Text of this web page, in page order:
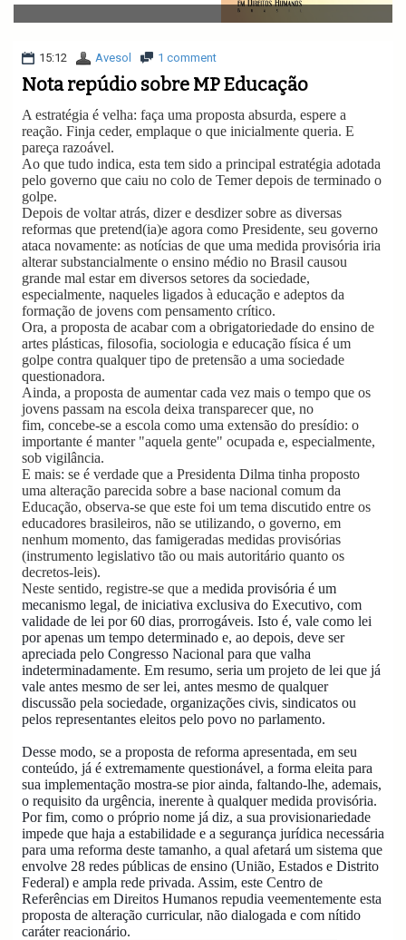
v
i
a
i
n
15:12 Avesol 1 comment
Nota repúdio sobre MP Educação
A estratégia é velha: faça uma proposta absurda, espere a
reação. Finja ceder, emplaque o que inicialmente queria. E
pareça razoável.
Ao que tudo indica, esta tem sido a principal estratégia adotada
pelo governo que caiu no colo de Temer depois de terminado o
golpe.
Depois de voltar atrás, dizer e desdizer sobre as diversas
reformas que pretend(ia)e agora como Presidente, seu governo
ataca novamente: as notícias de que uma medida provisória iria
alterar substancialmente o ensino médio no Brasil causou
grande mal estar em diversos setores da sociedade,
especialmente, naqueles ligados à educação e adeptos da
formação de jovens com pensamento crítico.
Ora, a proposta de acabar com a obrigatoriedade do ensino de
artes plásticas, filosofia, sociologia e educação física é um
golpe contra qualquer tipo de pretensão a uma sociedade
questionadora.
Ainda, a proposta de aumentar cada vez mais o tempo que os
jovens passam na escola deixa transparecer que, no
fim, concebe-se a escola como uma extensão do presídio: o
importante é manter "aquela gente" ocupada e, especialmente,
sob vigilância.
E mais: se é verdade que a Presidenta Dilma tinha proposto
uma alteração parecida sobre a base nacional comum da
Educação, observa-se que este foi um tema discutido entre os
educadores brasileiros, não se utilizando, o governo, em
nenhum momento, das famigeradas medidas provisórias
(instrumento legislativo tão ou mais autoritário quanto os
decretos-leis).
Neste sentido, registre-se que a medida provisória é um
mecanismo legal, de iniciativa exclusiva do Executivo, com
validade de lei por 60 dias, prorrogáveis. Isto é, vale como lei
por apenas um tempo determinado e, ao depois, deve ser
apreciada pelo Congresso Nacional para que valha
indeterminadamente. Em resumo, seria um projeto de lei que já
vale antes mesmo de ser lei, antes mesmo de qualquer
discussão pela sociedade, organizações civis, sindicatos ou
pelos representantes eleitos pelo povo no parlamento.
Desse modo, se a proposta de reforma apresentada, em seu
conteúdo, já é extremamente questionável, a forma eleita para
sua implementação mostra-se pior ainda, faltando-lhe, ademais,
o requisito da urgência, inerente à qualquer medida provisória.
Por fim, como o próprio nome já diz, a sua provisionariedade
impede que haja a estabilidade e a segurança jurídica necessária
para uma reforma deste tamanho, a qual afetará um sistema que
envolve 28 redes públicas de ensino (União, Estados e Distrito
Federal) e ampla rede privada. Assim, este Centro de
Referências em Direitos Humanos repudia veementemente esta
proposta de alteração curricular, não dialogada e com nítido
caráter reacionário.